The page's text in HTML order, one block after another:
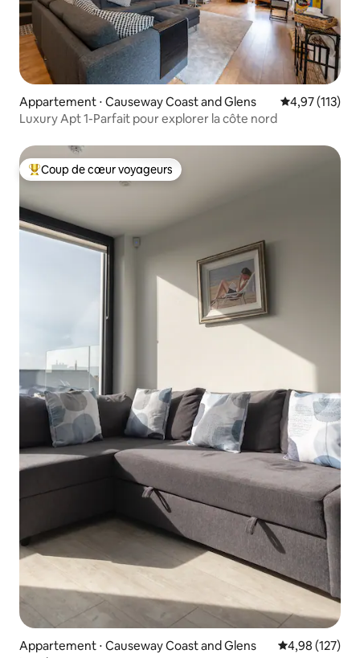
Appartement ⋅ Causeway Coast and Glens Évaluation
4,97 (113)
Luxury Apt 1-Parfait pour explorer la côte nord
Coups de cœur voyageurs les plus appréciés
Coup de cœur voyageurs
Appartement ⋅ Causeway Coast and Glens Évaluation
4,98 (127)